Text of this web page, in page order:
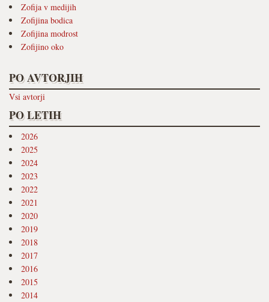
Zofija v medijih
Zofijina bodica
Zofijina modrost
Zofijino oko
PO AVTORJIH
Vsi avtorji
PO LETIH
2026
2025
2024
2023
2022
2021
2020
2019
2018
2017
2016
2015
2014